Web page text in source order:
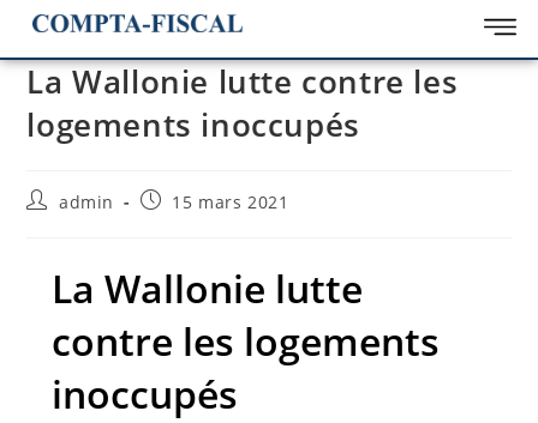
La Wallonie lutte contre les
logements inoccupés
admin 15 mars 2021
La Wallonie lutte
contre les logements
inoccupés